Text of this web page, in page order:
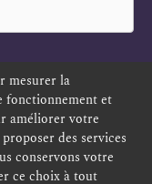
SIGNALEMENT
mesurer la
fonctionnement et
améliorer votre
des services
conservons votre
ce choix à tout